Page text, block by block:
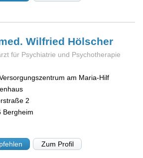
Wilfried Hölscher
für Psychiatrie und Psychotherapie
am Maria-Hilf
2
Bergheim
Zum Profil